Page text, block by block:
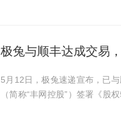
极兔与顺丰达成交易
5月12日，极兔速递宣布，已
（简称“丰网控股”）签署《股